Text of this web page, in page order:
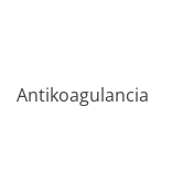
Antikoagulancia